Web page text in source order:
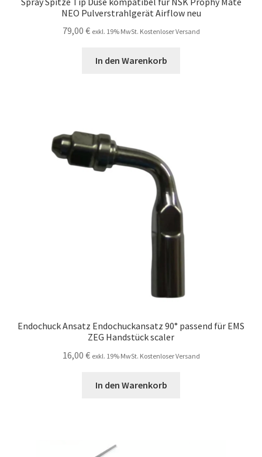
NEO Pulverstrahlgerät Airflow neu
79,00 € exkl. 19% MwSt. Kostenloser Versand
In den Warenkorb
Endochuck Ansatz Endochuckansatz 90° passend für EMS
ZEG Handstück scaler
16,00 € exkl. 19% MwSt. Kostenloser Versand
In den Warenkorb